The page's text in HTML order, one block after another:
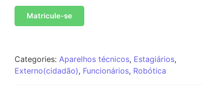
Matricule-se
Categories: Aparelhos técnicos, Estagiários,
Externo(cidadão), Funcionários, Robótica